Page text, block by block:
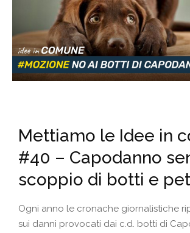
Mettiamo le Idee in
#40 – Capodanno
scoppio di botti e
Ogni anno le cronache giornalistiche
sui danni provocati dai c.d. botti di